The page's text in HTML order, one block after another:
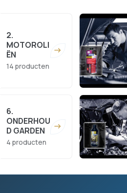
2.
MOTOROLI
ËN
14 producten
6.
ONDERHOU
D GARDEN
4 producten